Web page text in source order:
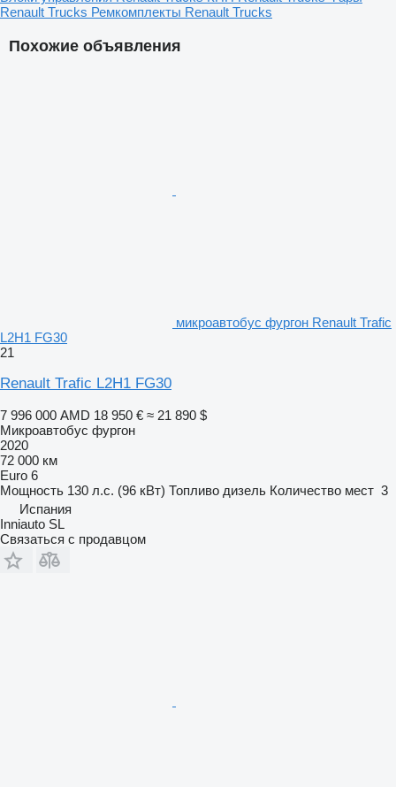
Похожие объявления
микроавтобус фургон Renault Trafic
L2H1 FG30
21
Renault Trafic L2H1 FG30
7 996 000 AMD 18 950 € ≈ 21 890 $
Микроавтобус фургон
2020
72 000 км
Euro 6
Мощность 130 л.с. (96 кВт) Топливо дизель Количество мест 3
Испания
Inniauto SL
Связаться с продавцом
Renault Trucks Ремкомплекты Renault Trucks